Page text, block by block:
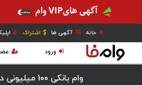
خانه آگهی ها اشتراک
ورود
وام بانکی 100 میلیونی در تهران